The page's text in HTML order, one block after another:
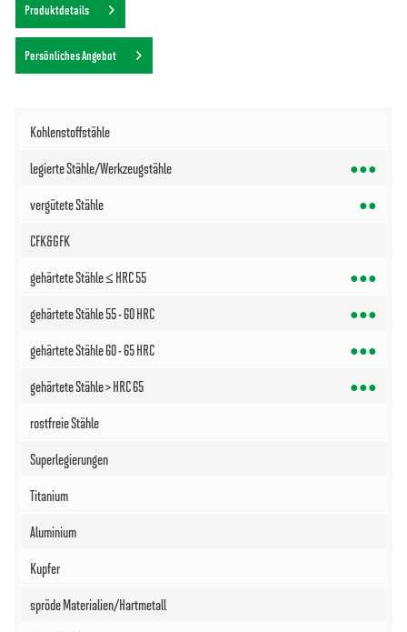
Produktdetails
Persönliches Angebot
●●●
●●
●●●
●●●
●●●
●●●